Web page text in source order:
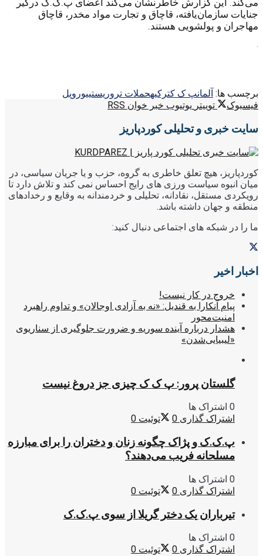
می‌کند. این گزارش خاطرنشان می‌کند اعضای پ.ک.ک درگیر
جنایات سازمان‌یافته، قاچاق و تجارت مواد مخدر، قاچاق
مهاجران و پولشویی هستند.
برچسب ها: آلمانپ ک کترکیهحملات تروریستییوروپل
فیسبوک
توییتر یوتیوب خبر خوان RSS
سایت خبری و تحلیلی کوردپاریز
کوردپاریز، هیچ تعلق خاطری به گروه، حزب و یا جریان سیاسی، در
میان انبوه سیاست ورزی های رایج احساس نمی کند و تلاش دارد تا
رویکردی مستقل، نقادانه، تحلیلی و خردمندانه به وقایع و رخدادهای
منطقه و جهان داشته باشد.
ما را در شبکه های اجتماعی دنبال کنید:
اخبار اخیر
خروج در کار نیست!
پیام آنکارا به قندیل: «نه به آزادی اوجالان» و تداوم راهبرد
امنیت‌محور
هشدار درباره آینده سوریه و ضرورت جلوگیری از سناریوی
«لیبیایی‌شدن»
گلستان پرور: پ ک ک چیزی جز دروغ نیست
0 اشتراک ها
اشتراک گذاری 0 توئیت 0
پ.ک.ک و پژاک چگونه زنان و دختران را برای مبارزه
مسلحانه فریب می‌دهند؟
0 اشتراک ها
اشتراک گذاری 0 توئیت 0
تیرباران یک دختر گریلا از سوی پ.ک.ک
0 اشتراک ها
اشتراک گذاری 0 توئیت 0